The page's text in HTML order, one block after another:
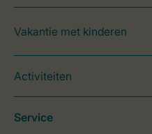
Vakantie met kinderen
Activiteiten
Service